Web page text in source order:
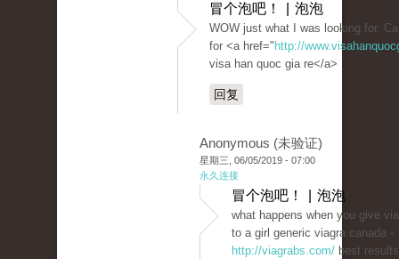
冒个泡吧！ | 泡泡
WOW just what I was looking for.
for <a href=" http://
visa han quoc gia re</a>
回复
Anonymous (未验证)
星期三, 06/05/2019 - 07:00
永久连接
冒个泡吧！ | 泡泡
what happens when you give
to a girl generic viagra canada -
http://viagrabs.com/ best